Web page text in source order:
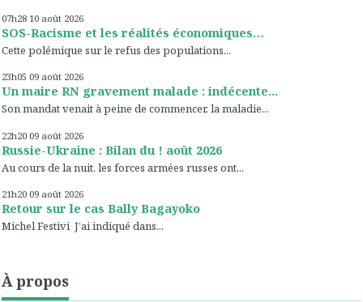
07h28 10 août 2026
SOS-Racisme et les réalités économiques…
Cette polémique sur le refus des populations...
23h05 09 août 2026
Un maire RN gravement malade : indécente...
Son mandat venait à peine de commencer, la maladie...
22h20 09 août 2026
Russie-Ukraine : Bilan du ! août 2026
Au cours de la nuit, les forces armées russes ont...
21h20 09 août 2026
Retour sur le cas Bally Bagayoko
Michel Festivi J’ai indiqué dans...
À propos